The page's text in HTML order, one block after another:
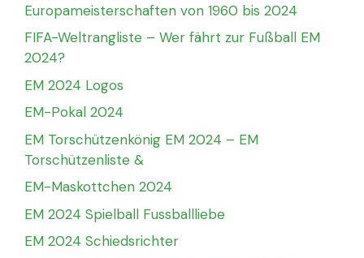
Europameisterschaften von 1960 bis 2024
FIFA-Weltrangliste – Wer fährt zur Fußball EM
2024?
EM 2024 Logos
EM-Pokal 2024
EM Torschützenkönig EM 2024 – EM
Torschützenliste &
EM-Maskottchen 2024
EM 2024 Spielball Fussballliebe
EM 2024 Schiedsrichter